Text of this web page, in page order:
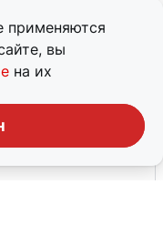
применяются
вы
на их